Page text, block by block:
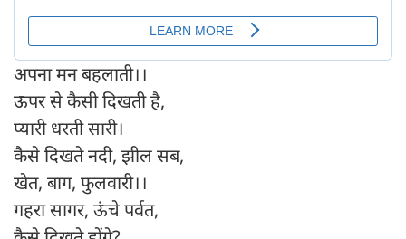
अपना मन बहलाती।।
ऊपर से कैसी दिखती है,
प्यारी धरती सारी।
कैसे दिखते नदी, झील सब,
खेत, बाग, फुलवारी।।
गहरा सागर, ऊंचे पर्वत,